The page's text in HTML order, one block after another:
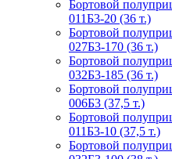
Бортовой
011Б3-20 (36 т.)
Бортовой
027Б3-170 (36 т.)
Бортовой
032Б3-185 (36 т.)
Бортовой
006Б3 (37,5 т.)
Бортовой
011Б3-10 (37,5 т.)
Бортовой